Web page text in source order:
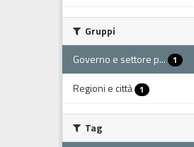
Gruppi
Governo e settore p... 1
Regioni e città 1
Tag